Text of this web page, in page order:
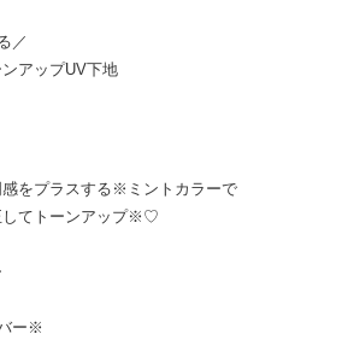
／
アップUV下地
をプラスする※ミントカラーで
してトーンアップ※♡
ー※